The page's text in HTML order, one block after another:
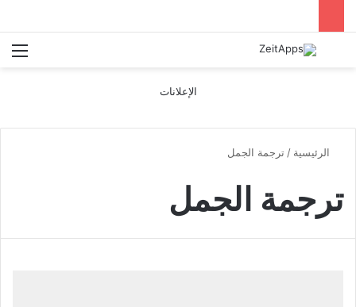
بحث عن
الإعلانات
الرئيسية / ترجمة الجمل
ترجمة الجمل